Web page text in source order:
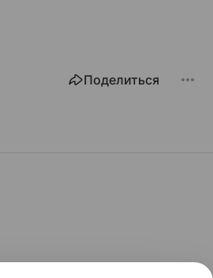
Поделиться